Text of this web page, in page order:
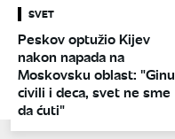
SVET
Peskov optužio Kijev
nakon napada na
Moskovsku oblast: "Ginu
civili i deca, svet ne sme
da ćuti"